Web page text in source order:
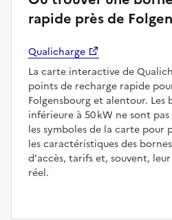
rapide près de
Qualicharge
La carte interactive de
points de recharge rapide
Folgensbourg et alentour. Les
inférieure à 50 kW ne sont
les symboles de la carte pour
les caractéristiques des
d'accès, tarifs et, souvent,
réel.